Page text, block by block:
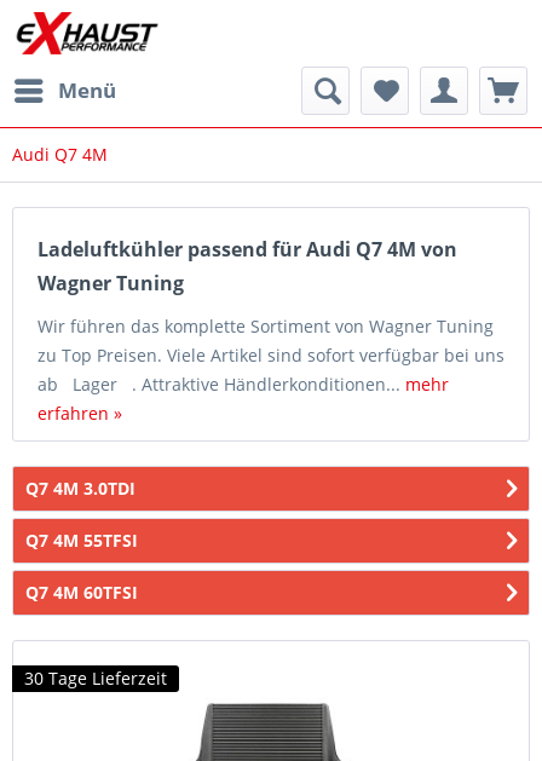
Menü
Audi Q7 4M
Ladeluftkühler passend für Audi Q7 4M von
Wagner Tuning
Wir führen das komplette Sortiment von Wagner Tuning
zu Top Preisen. Viele Artikel sind sofort verfügbar bei uns
ab Lager . Attraktive Händlerkonditionen... mehr
erfahren »
Q7 4M 3.0TDI
Q7 4M 55TFSI
Q7 4M 60TFSI
30 Tage Lieferzeit